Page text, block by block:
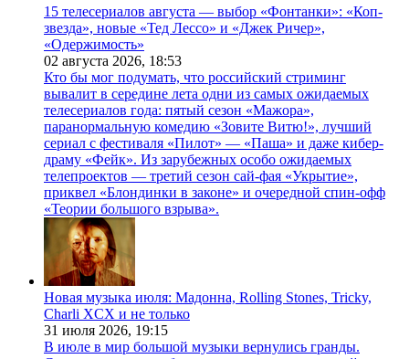
15 телесериалов августа — выбор «Фонтанки»: «Коп-
звезда», новые «Тед Лессо» и «Джек Ричер»,
«Одержимость»
02 августа 2026, 18:53
Кто бы мог подумать, что российский стриминг
вывалит в середине лета одни из самых ожидаемых
телесериалов года: пятый сезон «Мажора»,
паранормальную комедию «Зовите Витю!», лучший
сериал с фестиваля «Пилот» — «Паша» и даже кибер-
драму «Фейк». Из зарубежных особо ожидаемых
телепроектов — третий сезон сай-фая «Укрытие»,
приквел «Блондинки в законе» и очередной спин-офф
«Теории большого взрыва».
Новая музыка июля: Мадонна, Rolling Stones, Tricky,
Charli XCX и не только
31 июля 2026, 19:15
В июле в мир большой музыки вернулись гранды.